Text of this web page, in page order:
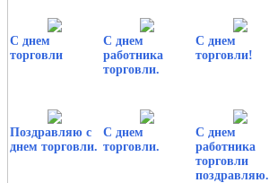
С днем
торговли
С днем
работника
торговли.
С днем
торговли!
Поздравляю с
днем торговли.
С днем
торговли.
С днем
работника
торговли
поздравляю.